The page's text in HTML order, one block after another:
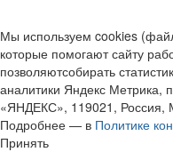
Мы используем cookies
которые помогают сайту
позволяютсобирать
аналитики Яндекс
«ЯНДЕКС», 119021, Россия,
Подробнее — в Политике
Принять